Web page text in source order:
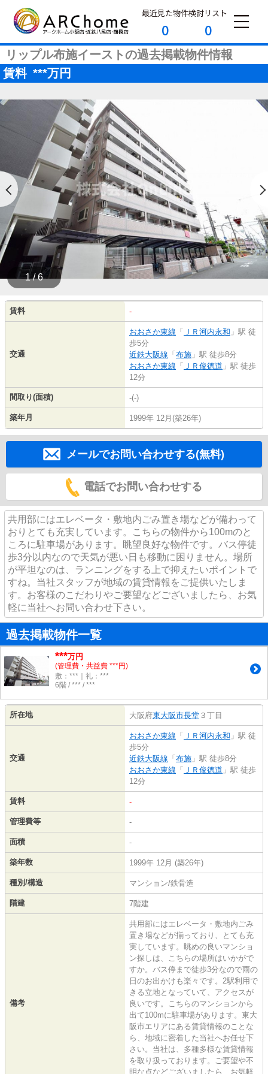
最近見た物件
0
検討リスト
0
リップル布施イーストの過去掲載物件情報
賃料 ***万円
1 / 6
賃料 -
交通
おおさか東線 「 ＪＲ河内永和 」駅 徒
歩5分
近鉄大阪線 「 布施 」駅 徒歩8分
おおさか東線 「 ＪＲ俊徳道 」駅 徒歩
12分
間取り(面積) -(-)
築年月 1999年 12月(築26年)
メールでお問い合わせする(無料)
電話でお問い合わせする
共用部にはエレベータ・敷地内ごみ置き場などが備わって
おりとても充実しています。こちらの物件から100mのと
ころに駐車場があります。眺望良好な物件です。バス停徒
歩3分以内なので天気が悪い日も移動に困りません。場所
が平坦なのは、ランニングをする上で抑えたいポイントで
すね。当社スタッフが地域の賃貸情報をご提供いたしま
す。お客様のこだわりやご要望などございましたら、お気
軽に当社へお問い合わせ下さい。
過去掲載物件一覧
***万円
(管理費・共益費 ***円)
敷：***｜礼：***
6階 / *** / ***
所在地 大阪府東大阪市長堂 ３丁目
交通
おおさか東線 「 ＪＲ河内永和 」駅 徒
歩5分
近鉄大阪線 「 布施 」駅 徒歩8分
おおさか東線 「 ＪＲ俊徳道 」駅 徒歩
12分
賃料 -
管理費等 -
面積 -
築年数 1999年 12月 (築26年)
種別/構造 マンション/鉄骨造
階建 7階建
備考
共用部にはエレベータ・敷地内ごみ
置き場などが揃っており、とても充
実しています。眺めの良いマンショ
ン探しは、こちらの場所はいかがで
すか。バス停まで徒歩3分なので雨の
日のお出かけも楽々です。2駅利用で
きる立地となっていて、アクセスが
良いです。こちらのマンションから
出て100mに駐車場があります。東大
阪市エリアにある賃貸情報のことな
ら、地域に密着した当社へお任せ下
さい。当社は、多種多様な賃貸情報
を取り扱っております。ご要望や不
明な点などございましたら、お気軽